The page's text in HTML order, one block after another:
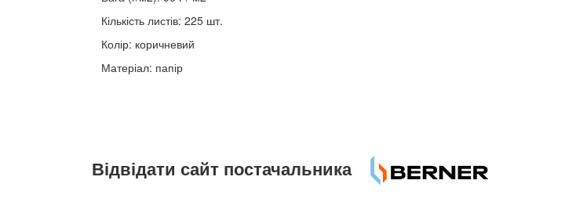
Кількість листів: 225 шт.
Колір: коричневий
Матеріал: папір
Відвідати сайт постачальника